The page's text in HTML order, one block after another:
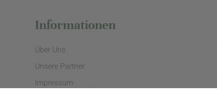
Informationen
Über Uns
Unsere Partner
Impressum